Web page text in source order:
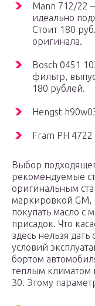
Mann 712/22
идеально
Стоит 180
оригинала.
Bosch 0451
фильтр,
180 рублей.
Hengst
Fram PH 4722
Выбор
рекомендуемые
оригинальным
маркировкой GM,
покупать масло с
присадок. Что
здесь нельзя
условий
бортом
теплым климатом
30. Этому